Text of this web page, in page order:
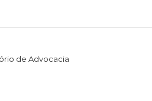
de Advocacia